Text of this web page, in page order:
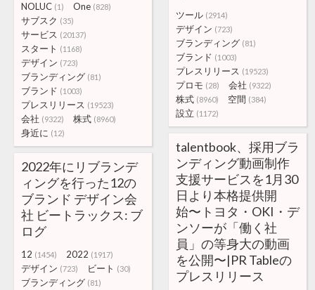
NOLUC (1) One (828)
サブスク (35)
サービス (20137)
スタート (1168)
デザイン (723)
ブランディング (81)
ブランド (1003)
プレスリリース (19523)
会社 (9322) 株式 (8960)
身近に (12)
ツール (2914)
デザイン (723)
ブランディング (81)
ブランド (1003)
プレスリリース (19523)
プロモ (28) 会社 (9322)
株式 (8960) 空間 (384)
設立 (1172)
talentbook、採用ブラ
ンディング動画制作
支援サービスを1月30
日より本格提供開
始〜トヨタ・OKI・デ
ンソーが「働く社
員」の等身大の動画
を公開〜|PR Tableの
プレスリリース
2022年にリブランデ
ィングを行った12の
ブランド デザイン会
社 ビートラックス: ブ
ログ
12 (1454) 2022 (1917)
デザイン (723) ビート (30)
ブランディング (81)